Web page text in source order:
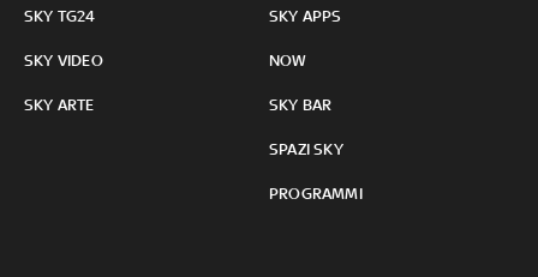
SKY TG24
SKY VIDEO
SKY ARTE
SKY APPS
NOW
SKY BAR
SPAZI SKY
PROGRAMMI